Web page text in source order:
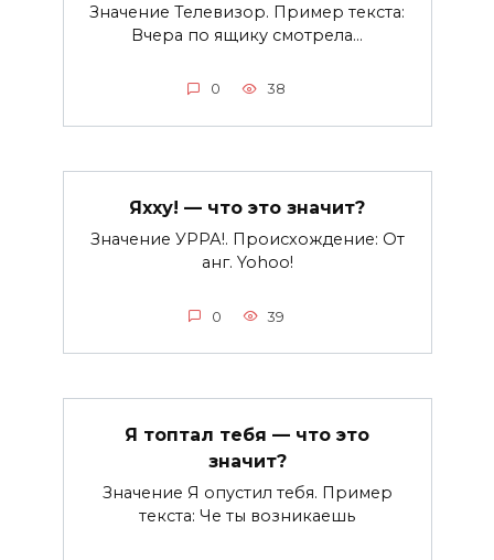
Значение Телевизор. Пример текста:
Вчера по ящику смотрела…
0 38
Яхху! — что это значит?
Значение УРРА!. Происхождение: От
анг. Yohoo!
0 39
Я топтал тебя — что это
значит?
Значение Я опустил тебя. Пример
текста: Че ты возникаешь